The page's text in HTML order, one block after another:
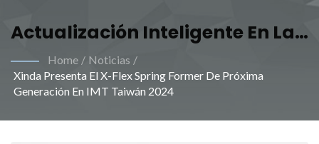
Actualización Inteligente En La
Fabricación De Resortes: Una
Situación Beneficiosa Para La
Home / Noticias /
Xinda Presenta El X-Flex Spring Former De Próxima
Generación En IMT Taiwán 2024